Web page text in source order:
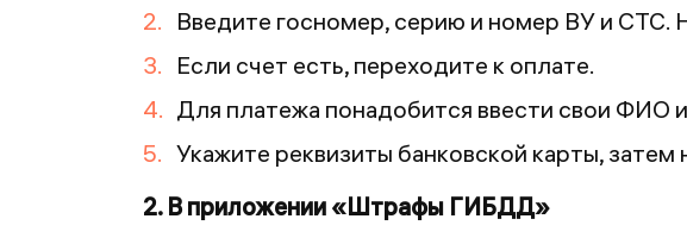
Введите госномер, серию и номер ВУ и
Если счет есть, переходите к оплате.
Для платежа понадобится ввести свои ФИО
Укажите реквизиты банковской карты,
2. В приложении «Штрафы ГИБДД»